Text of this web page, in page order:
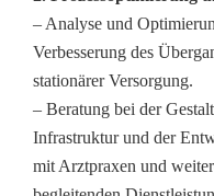
– Analyse und
Verbesserung des
stationärer Versorgung.
– Beratung bei der
Infrastruktur und der
mit Arztpraxen und